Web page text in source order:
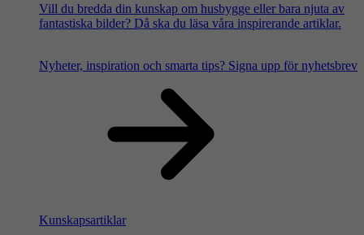
Vill du bredda din kunskap om husbygge eller bara njuta av
fantastiska bilder? Då ska du läsa våra inspirerande artiklar.
Nyheter, inspiration och smarta tips? Signa upp för nyhetsbrev
Kunskapsartiklar